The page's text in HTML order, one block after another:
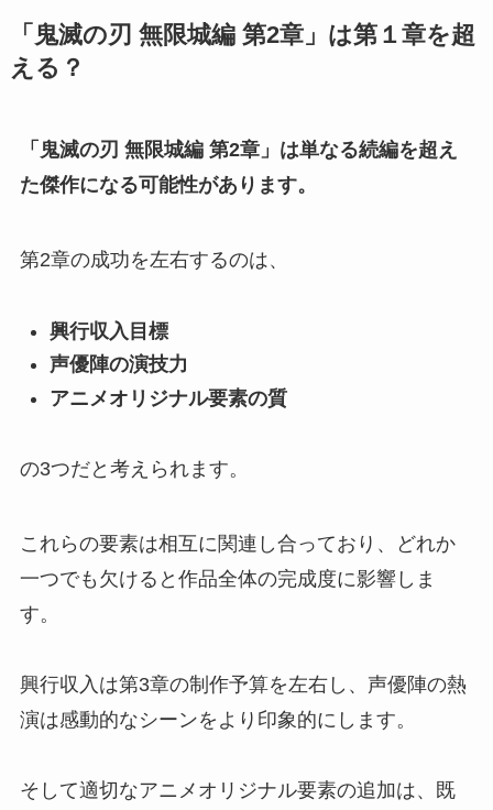
「鬼滅の刃 無限城編 第2章」は第１章を超
える？
「鬼滅の刃 無限城編 第2章」は単なる続編を超え
た傑作になる可能性があります。
第2章の成功を左右するのは、
興行収入目標
声優陣の演技力
アニメオリジナル要素の質
の3つだと考えられます。
これらの要素は相互に関連し合っており、どれか
一つでも欠けると作品全体の完成度に影響しま
す。
興行収入は第3章の制作予算を左右し、声優陣の熱
演は感動的なシーンをより印象的にします。
そして適切なアニメオリジナル要素の追加は、既